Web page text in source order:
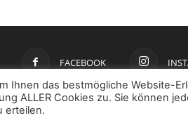
FACEBOOK
Württemberg e.V.
Ihnen das bestmögliche Website-
ALLER Cookies zu. Sie können
erteilen.